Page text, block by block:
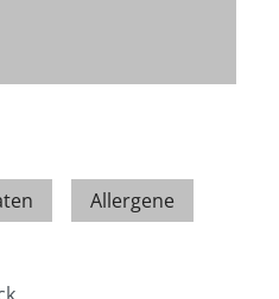
Allergene